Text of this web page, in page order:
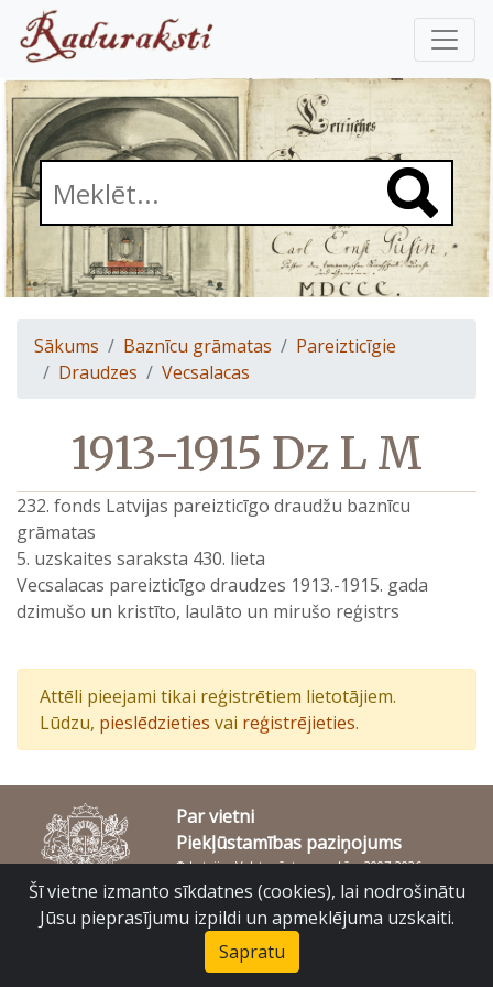
Sākums Baznīcu grāmatas
Pareizticīgie
Draudzes
Vecsalacas
1913-1915 Dz L M
232. fonds Latvijas pareizticīgo draudžu baznīcu
grāmatas
5. uzskaites saraksta 430. lieta
Vecsalacas pareizticīgo draudzes 1913.-1915. gada
dzimušo un kristīto, laulāto un mirušo reģistrs
Attēli pieejami tikai reģistrētiem lietotājiem.
Lūdzu, pieslēdzieties vai reģistrējieties.
Par vietni
Piekļūstamības paziņojums
© Latvijas Valsts vēstures arhīvs 2007-2026
Slokas iela 16, Rīga, LV – 1048
Šī vietne izmanto sīkdatnes (cookies), lai nodrošinātu
Jūsu pieprasījumu izpildi un apmeklējuma uzskaiti.
Sapratu